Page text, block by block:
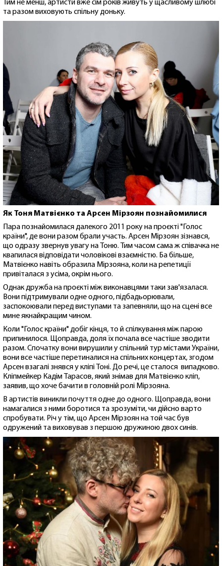
Тим не менш, артисти вже сім років живуть у щасливому шлюбі
та разом виховують спільну доньку.
Як Тоня Матвієнко та Арсен Мірзоян познайомилися
Пара познайомилася далекого 2011 року на проєкті "Голос
країни", де вони разом брали участь. Арсен Мірзоян зізнався,
що одразу звернув увагу на Тоню. Тим часом сама ж співачка не
квапилася відповідати чоловікові взаємністю. Ба більше,
Матвієнко навіть образила Мірзояна, коли на репетиції
привіталася з усіма, окрім нього.
Однак дружба на проєкті між виконавцями таки зав'язалася.
Вони підтримували одне одного, підбадьорювали,
заспокоювали перед виступами та запевняли, що на сцені все
мине якнайкращим чином.
Коли "Голос країни" добіг кінця, то й спілкування між парою
припинилося. Щоправда, доля їх почала все частіше зводити
разом. Спочатку вони вирушили у спільний тур містами України,
вони все частіше перетиналися на спільних концертах, згодом
Арсен взагалі знявся у кліпі Тоні. До речі, це сталося випадково.
Кліпмейкер Кадім Тарасов, який знімав для Матвієнко кліп,
заявив, що хоче бачити в головній ролі Мірзояна.
В артистів виникли почуття одне до одного. Щоправда, вони
намагалися з ними боротися та зрозуміти, чи дійсно варто
спробувати. Річ у тім, що Арсен Мірзоян на той час був
одружений та виховував з першою дружиною двох синів.